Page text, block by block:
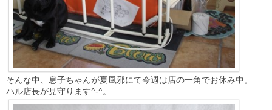
そんな中、息子ちゃんが夏風邪にて今週は店の一角でお休み中。
ハル店長が見守ります^-^。